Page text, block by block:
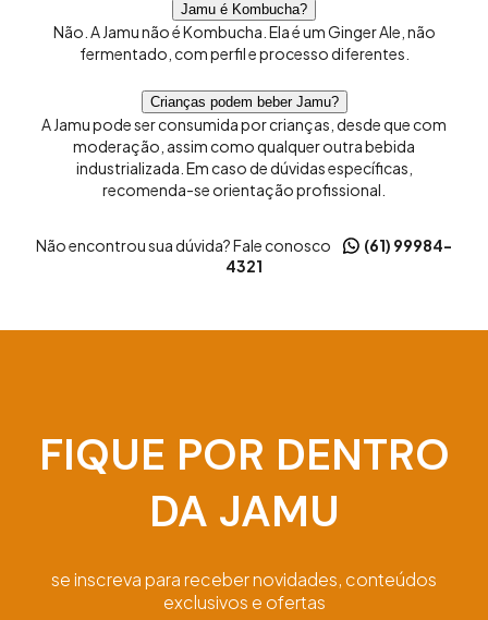
Jamu é Kombucha?
Não. A Jamu não é Kombucha. Ela é um Ginger Ale, não
fermentado, com perfil e processo diferentes.
Crianças podem beber Jamu?
A Jamu pode ser consumida por crianças, desde que com
moderação, assim como qualquer outra bebida
industrializada. Em caso de dúvidas específicas,
recomenda-se orientação profissional.
Não encontrou sua dúvida? Fale conosco
(61) 99984-
4321
FIQUE POR DENTRO
DA JAMU
se inscreva para receber novidades, conteúdos
exclusivos e ofertas